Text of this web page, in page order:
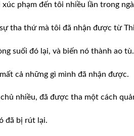
phạm đến tôi nhiều lần trong
tha thứ mà tôi đã nhận được từ
suối đó lại, và biến nó thành ao tù.
cả những gì mình đã nhận được.
nhiều, đã được tha một cách
đã bị rút lại.